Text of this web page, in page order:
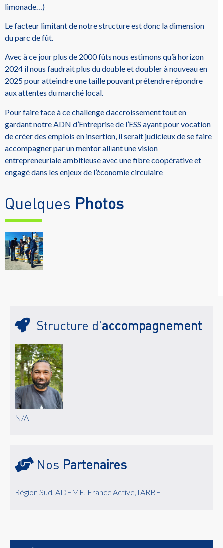
limonade…)
Le facteur limitant de notre structure est donc la dimension
du parc de fût.
Avec à ce jour plus de 2000 fûts nous estimons qu’à horizon
2024 il nous faudrait plus du double et doubler à nouveau en
2025 pour atteindre une taille pouvant prétendre répondre
aux attentes du marché local.
Pour faire face à ce challenge d’accroissement tout en
gardant notre ADN d’Entreprise de l’ESS ayant pour vocation
de créer des emplois en insertion, il serait judicieux de se faire
accompagner par un mentor alliant une vision
entrepreneuriale ambitieuse avec une fibre coopérative et
engagé dans les enjeux de l’économie circulaire
Quelques Photos
Structure d'accompagnement
N/A
Nos Partenaires
Région Sud, ADEME, France Active, l'ARBE